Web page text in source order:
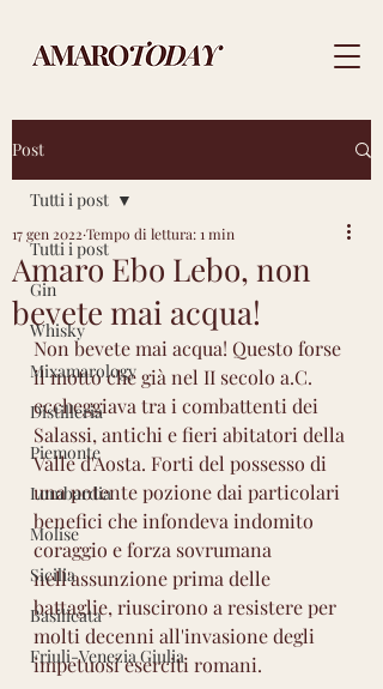
Post
Tutti i post
Gin
Whisky
Mixamarology
Distilleria
Piemonte
Lombardia
Molise
Sicilia
Basilicata
Friuli-Venezia Giulia
Tutti i post
Amaro Ebo Lebo, non
bevete mai acqua!
17 gen 2022 Tempo di lettura: 1 min
Non bevete mai acqua! Questo forse
il motto che già nel II secolo a.C.
eccheggiava tra i combattenti dei
Salassi, antichi e fieri abitatori della
Valle d'Aosta. Forti del possesso di
una potente pozione dai particolari
benefici che infondeva indomito
coraggio e forza sovrumana
nell'assunzione prima delle
battaglie, riuscirono a resistere per
molti decenni all'invasione degli
impetuosi eserciti romani.